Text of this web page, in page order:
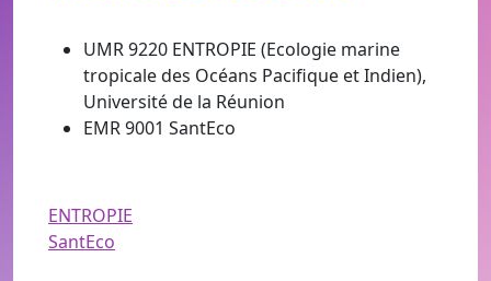
UMR 9220 ENTROPIE (Ecologie marine
tropicale des Océans Pacifique et Indien),
Université de la Réunion
EMR 9001 SantEco
ENTROPIE
SantEco